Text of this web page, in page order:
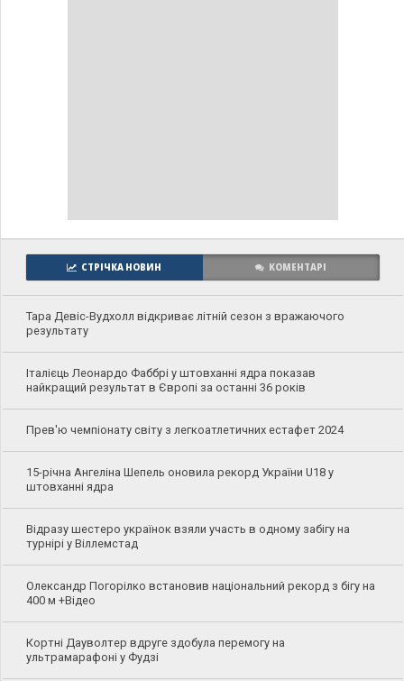
СТРІЧКА НОВИН КОМЕНТАРІ
Тара Девіс-Вудхолл відкриває літній сезон з вражаючого
результату
Італієць Леонардо Фаббрі у штовханні ядра показав
найкращий результат в Європі за останні 36 років
Прев'ю чемпіонату світу з легкоатлетичних естафет 2024
15-річна Ангеліна Шепель оновила рекорд України U18 у
штовханні ядра
Відразу шестеро українок взяли участь в одному забігу на
турнірі у Віллемстад
Олександр Погорілко встановив національний рекорд з бігу на
400 м +Відео
Кортні Дауволтер вдруге здобула перемогу на
ультрамарафоні у Фудзі